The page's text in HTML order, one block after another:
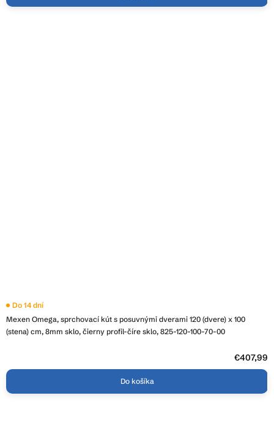
Mexen Omega, sprchovací kút s posuvnými dverami 120 (dvere) x 100
(stena) cm, 8mm sklo, čierny profil-číre sklo, 825-120-100-70-00
Do 14 dní
€407,99
Do košíka